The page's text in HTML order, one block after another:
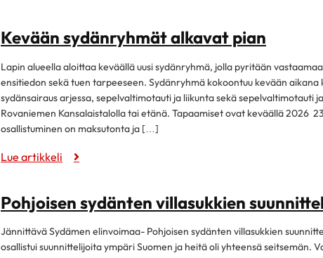
Kevään sydänryhmät alkavat pian
Lapin alueella aloittaa keväällä uusi sydänryhmä, jolla pyritään
ensitiedon sekä tuen tarpeeseen. Sydänryhmä kokoontuu kevään
sydänsairaus arjessa, sepelvaltimotauti ja liikunta sekä sepelvaltimotauti
Rovaniemen Kansalaistalolla tai etänä. Tapaamiset ovat keväällä 2026
osallistuminen on maksutonta ja […]
Lue artikkeli
Pohjoisen sydänten villasukkien
Jännittävä Sydämen elinvoimaa- Pohjoisen sydänten villasukkien
osallistui suunnittelijoita ympäri Suomen ja heitä oli yhteensä seitsemän.